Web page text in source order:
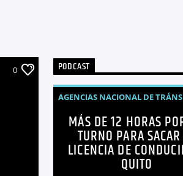
0 PODCAST
AGENCIAS NACIONAL DE
ECUADOR
LICENCIAS
MÁS DE 12 HORAS
TURNO PARA
LICENCIA DE
QUITO